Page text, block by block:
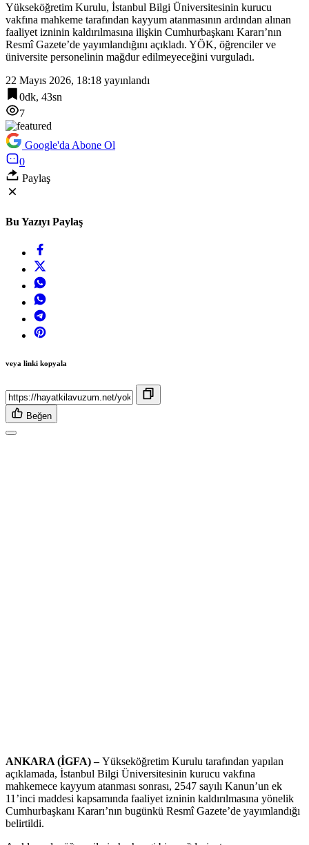
Yükseköğretim Kurulu, İstanbul Bilgi Üniversitesinin kurucu
vakfına mahkeme tarafından kayyum atanmasının ardından alınan
faaliyet izninin kaldırılmasına ilişkin Cumhurbaşkanı Kararı’nın
Resmî Gazete’de yayımlandığını açıkladı. YÖK, öğrenciler ve
üniversite personelinin mağdur edilmeyeceğini vurguladı.
22 Mayıs 2026, 18:18 yayınlandı
0dk, 43sn
7
Google'da Abone Ol
0
Paylaş
Bu Yazıyı Paylaş
veya linki kopyala
Beğen
ANKARA (İGFA) –Yükseköğretim Kurulu tarafından yapılan
açıklamada, İstanbul Bilgi Üniversitesinin kurucu vakfına
mahkemece kayyum atanması sonrası, 2547 sayılı Kanun’un ek
11’inci maddesi kapsamında faaliyet izninin kaldırılmasına yönelik
Cumhurbaşkanı Kararı’nın bugünkü Resmî Gazete’de yayımlandığı
belirtildi.